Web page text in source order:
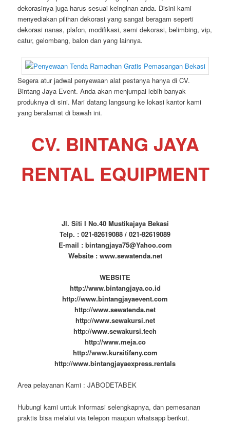
dekorasinya juga harus sesuai keinginan anda. Disini kami
menyediakan pilihan dekorasi yang sangat beragam seperti
dekorasi nanas, plafon, modifikasi, semi dekorasi, belimbing, vip,
catur, gelombang, balon dan yang lainnya.
Segera atur jadwal penyewaan alat pestanya hanya di CV.
Bintang Jaya Event. Anda akan menjumpai lebih banyak
produknya di sini. Mari datang langsung ke lokasi kantor kami
yang beralamat di bawah ini.
CV. BINTANG JAYA
RENTAL EQUIPMENT
Jl. Siti I No.40 Mustikajaya Bekasi
Telp. : 021-82619088 / 021-82619089
E-mail : bintangjaya75@Yahoo.com
Website : www.sewatenda.net
WEBSITE
http://www.bintangjaya.co.id
http://www.bintangjayaevent.com
http://www.sewatenda.net
http://www.sewakursi.net
http://www.sewakursi.tech
http://www.meja.co
http://www.kursitifany.com
http://www.bintangjayaexpress.rentals
Area pelayanan Kami : JABODETABEK
Hubungi kami untuk informasi selengkapnya, dan pemesanan
praktis bisa melalui via telepon maupun whatsapp berikut.